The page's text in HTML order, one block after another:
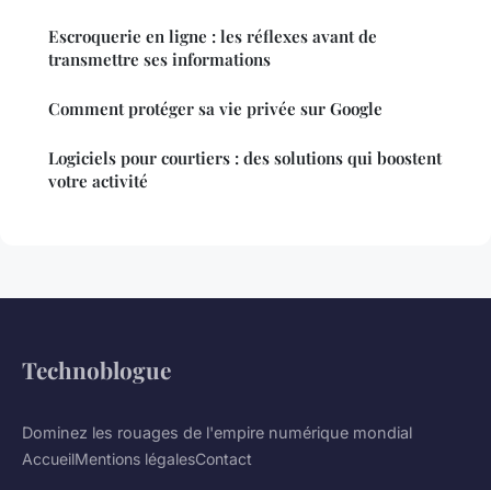
Escroquerie en ligne : les réflexes avant de
transmettre ses informations
Comment protéger sa vie privée sur Google
Logiciels pour courtiers : des solutions qui boostent
votre activité
Technoblogue
Dominez les rouages de l'empire numérique mondial
AccueilMentions légalesContact